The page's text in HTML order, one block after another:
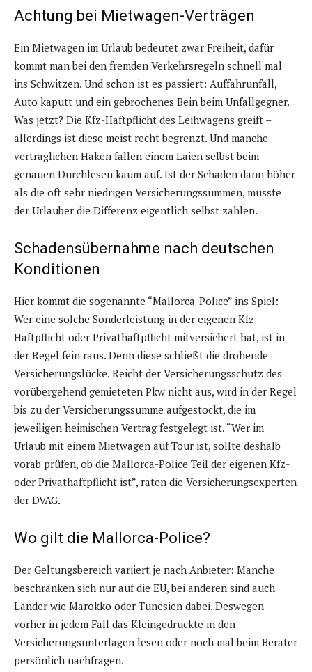
Achtung bei Mietwagen-Verträgen
Ein Mietwagen im Urlaub bedeutet zwar Freiheit, dafür
kommt man bei den fremden Verkehrsregeln schnell mal
ins Schwitzen. Und schon ist es passiert: Auffahrunfall,
Auto kaputt und ein gebrochenes Bein beim Unfallgegner.
Was jetzt? Die Kfz-Haftpflicht des Leihwagens greift –
allerdings ist diese meist recht begrenzt. Und manche
vertraglichen Haken fallen einem Laien selbst beim
genauen Durchlesen kaum auf. Ist der Schaden dann höher
als die oft sehr niedrigen Versicherungssummen, müsste
der Urlauber die Differenz eigentlich selbst zahlen.
Schadensübernahme nach deutschen
Konditionen
Hier kommt die sogenannte “Mallorca-Police” ins Spiel:
Wer eine solche Sonderleistung in der eigenen Kfz-
Haftpflicht oder Privathaftpflicht mitversichert hat, ist in
der Regel fein raus. Denn diese schließt die drohende
Versicherungslücke. Reicht der Versicherungsschutz des
vorübergehend gemieteten Pkw nicht aus, wird in der Regel
bis zu der Versicherungssumme aufgestockt, die im
jeweiligen heimischen Vertrag festgelegt ist. “Wer im
Urlaub mit einem Mietwagen auf Tour ist, sollte deshalb
vorab prüfen, ob die Mallorca-Police Teil der eigenen Kfz-
oder Privathaftpflicht ist”, raten die Versicherungsexperten
der DVAG.
Wo gilt die Mallorca-Police?
Der Geltungsbereich variiert je nach Anbieter: Manche
beschränken sich nur auf die EU, bei anderen sind auch
Länder wie Marokko oder Tunesien dabei. Deswegen
vorher in jedem Fall das Kleingedruckte in den
Versicherungsunterlagen lesen oder noch mal beim Berater
persönlich nachfragen.